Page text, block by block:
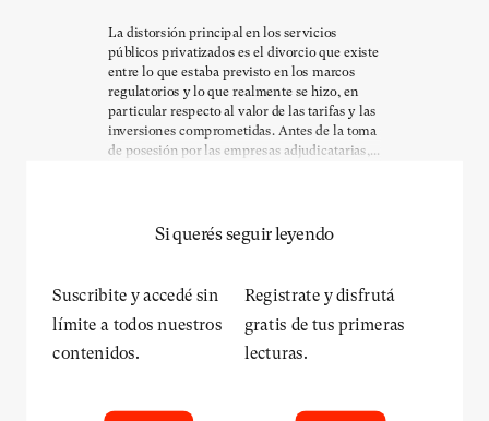
La distorsión principal en los servicios
públicos privatizados es el divorcio que existe
entre lo que estaba previsto en los marcos
regulatorios y lo que realmente se hizo, en
particular respecto al valor de las tarifas y las
inversiones comprometidas. Antes de la toma
de posesión por las empresas adjudicatarias,...
Si querés seguir leyendo
Suscribite y accedé sin
límite a todos nuestros
contenidos.
Registrate y disfrutá
gratis de tus primeras
lecturas.